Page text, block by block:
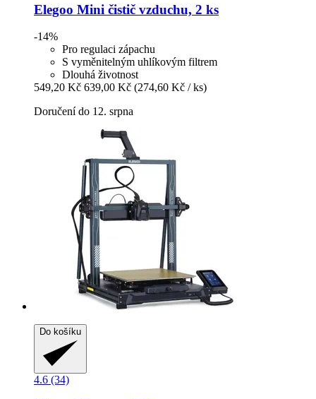
Elegoo Mini čistič vzduchu, 2 ks
-14%
Pro regulaci zápachu
S vyměnitelným uhlíkovým filtrem
Dlouhá životnost
549,20 Kč 639,00 Kč (274,60 Kč / ks)
Doručení do 12. srpna
Do košíku
4.6 (34)